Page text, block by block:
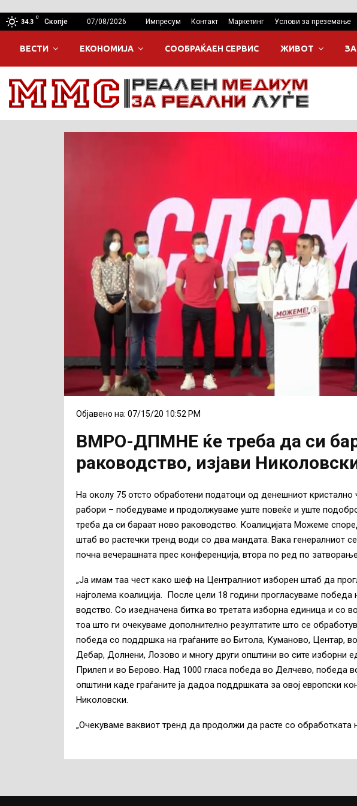
34.3
C
Скопје 07/08/2026 Импресум Контакт Маркетинг Услови за преземање
ВЕСТИ ЕКОНОМИЈА СООБРАЌАЕН СЕРВИС ЖИВОТ
Објавено на: 07/15/20 10:52 PM
ВМРО-ДПМНЕ ќе треба да си
раководство, изјави
На околу 75 отсто обработени податоци од денешниот кристално
рабори – победуваме и продолжуваме уште повеќе и уште
треба да си бараат ново раководство. Коалицијата Можеме
штаб во растечки тренд води со два мандата. Вака генералниот
почна вечерашната прес конференција, втора по ред по
„Ја имам таа чест како шеф на Централниот изборен штаб да
најголема коалиција. После цели 18 години прогласуваме победа
водство. Со изедначена битка во третата изборна единица и со
тоа што ги очекуваме дополнително резултатите што се
победа со поддршка на граѓаните во Битола, Куманово, Центар,
Дебар, Долнени, Лозово и многу други општини во сите изборни
Прилеп и во Берово. Над 1000 гласа победа во Делчево, победа
општини каде граѓаните ја дадоа поддршката за овој европски
Николовски.
„Очекуваме ваквиот тренд да продолжи да расте со обработката